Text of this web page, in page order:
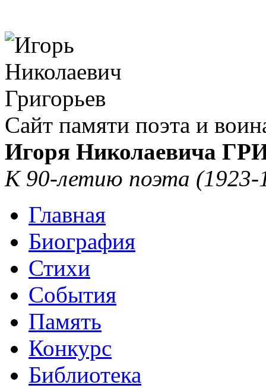
Сайт памяти поэта и
Игоря Николаевича
К 90-летию поэта (1923-
Главная
Биография
Стихи
События
Память
Конкурс
Библиотека